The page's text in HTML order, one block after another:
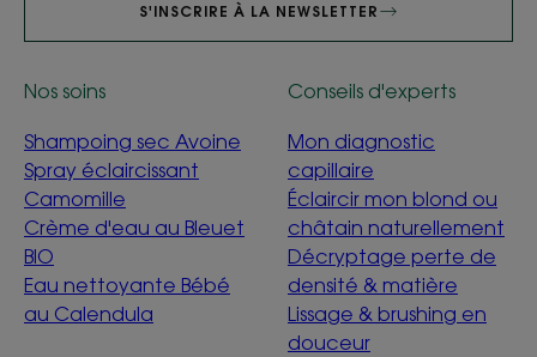
S'INSCRIRE À LA NEWSLETTER
Nos soins
Shampoing sec Avoine
Spray éclaircissant
Camomille
Crème d'eau au Bleuet
BIO
Eau nettoyante Bébé
au Calendula
Conseils d'experts
Mon diagnostic
capillaire
Éclaircir mon blond ou
châtain naturellement
Décryptage perte de
densité & matière
Lissage & brushing en
douceur